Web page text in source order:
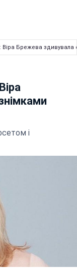
Брежева здивувала
і